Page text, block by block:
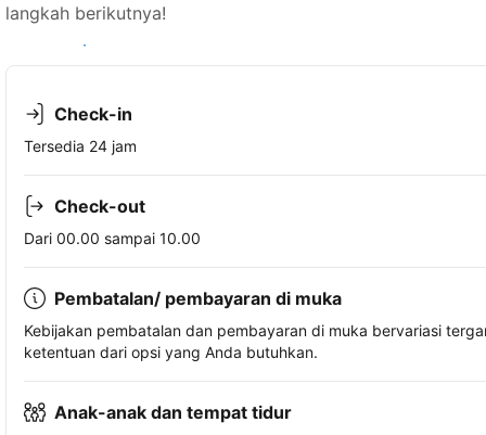
langkah berikutnya!
Lihat ketersediaan
Check-in
Tersedia 24 jam
Check-out
Dari 00.00 sampai 10.00
Pembatalan/ pembayaran di muka
Kebijakan pembatalan dan pembayaran di muka bervariasi
ketentuan dari opsi yang Anda butuhkan.
Anak-anak dan tempat tidur